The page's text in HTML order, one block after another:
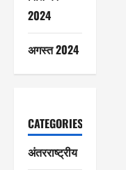
2024
अगस्त 2024
CATEGORIES
अंतरराष्ट्रीय